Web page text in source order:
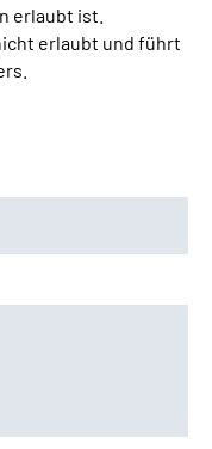
erlaubt ist.
erlaubt und führt